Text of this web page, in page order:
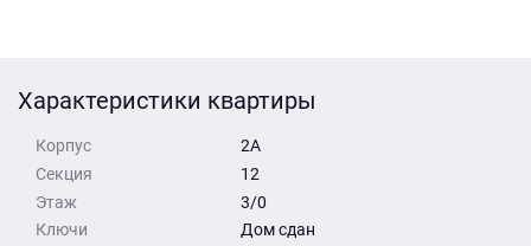
Характеристики квартиры
Корпус
2А
Секция
12
Этаж
3/0
Ключи
Дом сдан
Отправить